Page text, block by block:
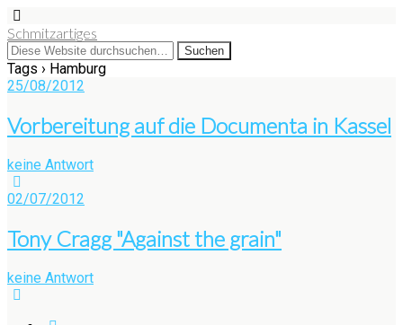
Schmitzartiges
Tags › Hamburg
25/08/2012
Vorbereitung auf die Documenta in Kassel
keine Antwort
02/07/2012
Tony Cragg "Against the grain"
keine Antwort